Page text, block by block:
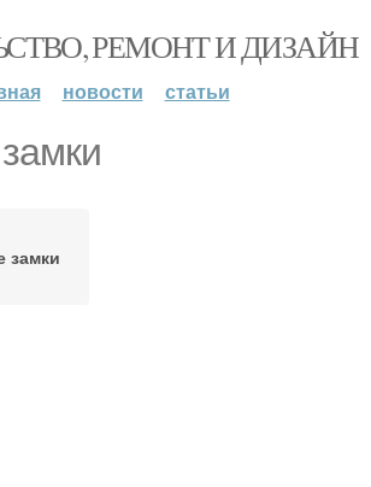
РЕМОНТ И ДИЗАЙН
новости статьи
замки